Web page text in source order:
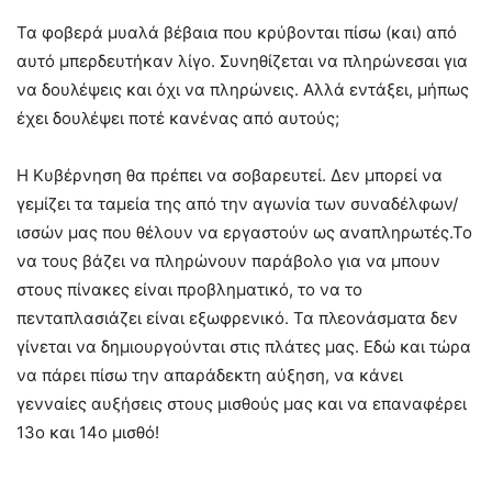
Τα φοβερά μυαλά βέβαια που κρύβονται πίσω (και) από
αυτό μπερδευτήκαν λίγο. Συνηθίζεται να πληρώνεσαι για
να δουλέψεις και όχι να πληρώνεις. Αλλά εντάξει, μήπως
έχει δουλέψει ποτέ κανένας από αυτούς;
Η Κυβέρνηση θα πρέπει να σοβαρευτεί. Δεν μπορεί να
γεμίζει τα ταμεία της από την αγωνία των συναδέλφων/
ισσών μας που θέλουν να εργαστούν ως αναπληρωτές.Το
να τους βάζει να πληρώνουν παράβολο για να μπουν
στους πίνακες είναι προβληματικό, το να το
πενταπλασιάζει είναι εξωφρενικό. Τα πλεονάσματα δεν
γίνεται να δημιουργούνται στις πλάτες μας. Εδώ και τώρα
να πάρει πίσω την απαράδεκτη αύξηση, να κάνει
γενναίες αυξήσεις στους μισθούς μας και να επαναφέρει
13ο και 14ο μισθό!